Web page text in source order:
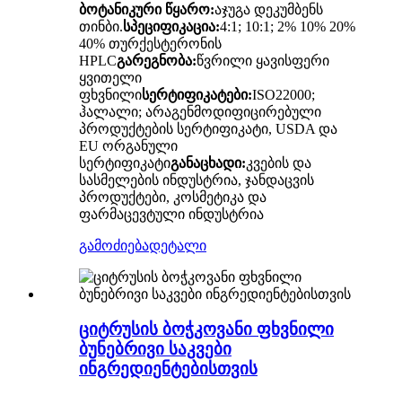
ბოტანიკური წყარო:აჯუგა დეკუმბენს
თინბი.სპეციფიკაცია:4:1; 10:1; 2% 10% 20%
40% თურქესტერონის
HPLCგარეგნობა:წვრილი ყავისფერი
ყვითელი
ფხვნილისერტიფიკატები:ISO22000;
ჰალალი; არაგენმოდიფიცირებული
პროდუქტების სერტიფიკატი, USDA და
EU ორგანული
სერტიფიკატიგანაცხადი:კვების და
სასმელების ინდუსტრია, ჯანდაცვის
პროდუქტები, კოსმეტიკა და
ფარმაცევტული ინდუსტრია
გამოძიებადეტალი
ციტრუსის ბოჭკოვანი ფხვნილი
ბუნებრივი საკვები
ინგრედიენტებისთვის